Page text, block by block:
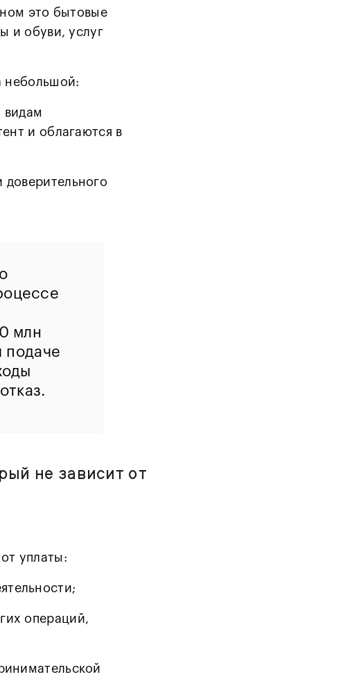
это бытовые
и обуви, услуг
небольшой:
видам
и облагаются в
доверительного
млн
подаче
не зависит от
уплаты:
операций,